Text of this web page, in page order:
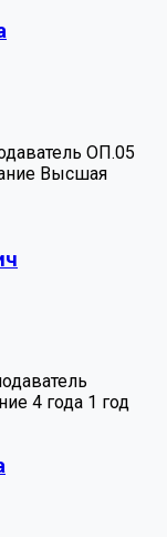
ОП.05
Высшая
4 года 1 год